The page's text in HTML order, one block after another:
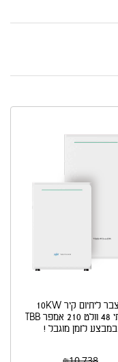
מצבר ליתיום קיר 10KW
איכותי 48 וולט 210 אמפר TBB
במבצע לזמן מוגבל !